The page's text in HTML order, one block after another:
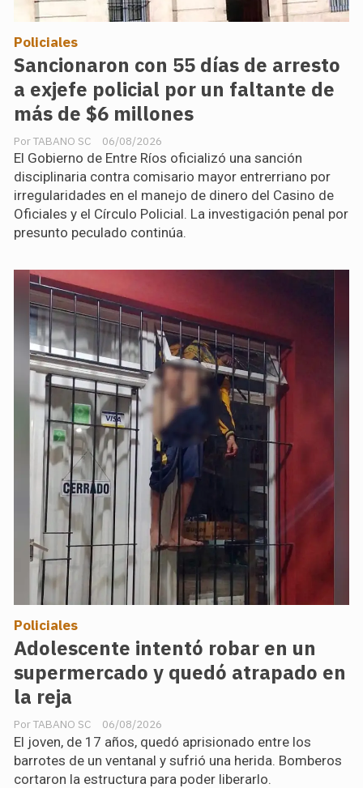
Sancionaron con 55 días de arresto
a exjefe policial por un faltante de
más de $6 millones
TABANO SC
Policiales
06/08/2026
El Gobierno de Entre Ríos oficializó una sanción
disciplinaria contra comisario mayor entrerriano por
irregularidades en el manejo de dinero del Casino de
Oficiales y el Círculo Policial. La investigación penal por
presunto peculado continúa.
Adolescente intentó robar en un
supermercado y quedó atrapado en
la reja
TABANO SC
Policiales
06/08/2026
El joven, de 17 años, quedó aprisionado entre los
barrotes de un ventanal y sufrió una herida. Bomberos
cortaron la estructura para poder liberarlo.